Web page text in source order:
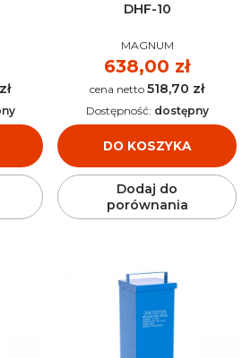
DHF-10
PRODUCENT
MAGNUM
Cena
638,00 zł
Cena 518,70 zł
DO KOSZYKA
Dostępność: dostępny
Dodaj do
porównania